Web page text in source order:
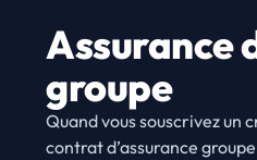
Assurance
groupe
Quand vous souscrivez un
contrat d’assurance